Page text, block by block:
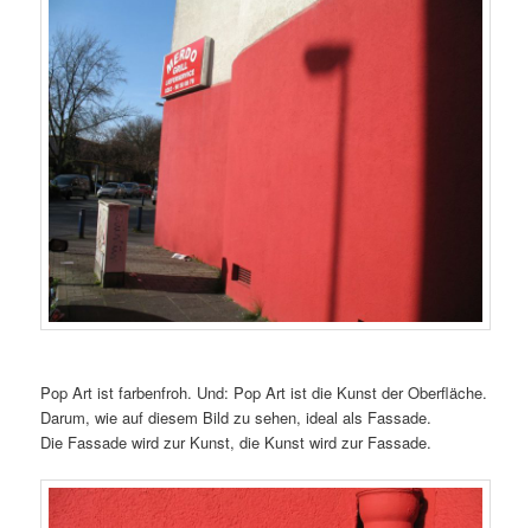
Pop Art ist farbenfroh. Und: Pop Art ist die Kunst der Oberfläche.
Darum, wie auf diesem Bild zu sehen, ideal als Fassade.
Die Fassade wird zur Kunst, die Kunst wird zur Fassade.